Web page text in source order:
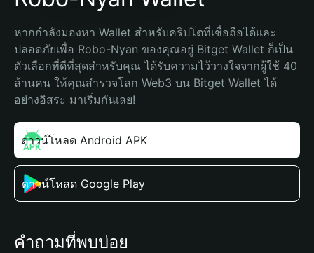
หากกำลังมองหา Wallet สำหรับคริปโตที่เชื่อถือได้และ
ปลอดภัยเพื่อ Robo-Nyan ของคุณอยู่ Bitget Wallet ก็เป็น
ตัวเลือกที่ดีที่สุดสำหรับคุณ ได้รับความไว้วางใจจากผู้ใช้ 40
ล้านคน ให้คุณสำรวจโลก Web3 บน Bitget Wallet ได้
อย่างอิสระ มาเริ่มกันเลย!
ดาวน์โหลด Android APK
ดาวน์โหลด Google Play
คำถามที่พบบ่อย